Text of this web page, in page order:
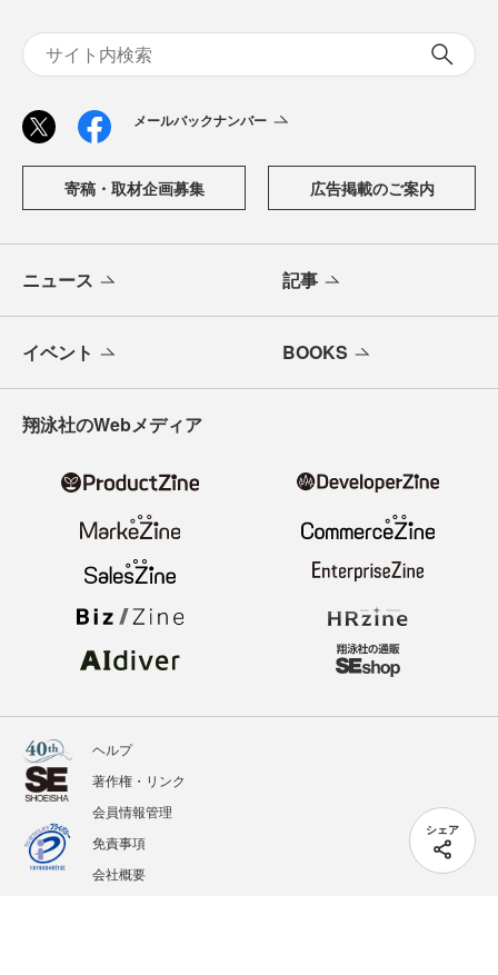
シェア
メールバックナンバー
寄稿・取材企画募集 広告掲載のご案内
ニュース 記事
イベント BOOKS
翔泳社のWebメディア
ヘルプ
著作権・リンク
会員情報管理
免責事項
会社概要